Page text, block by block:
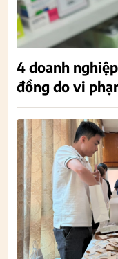
4 doanh
đồng do vi